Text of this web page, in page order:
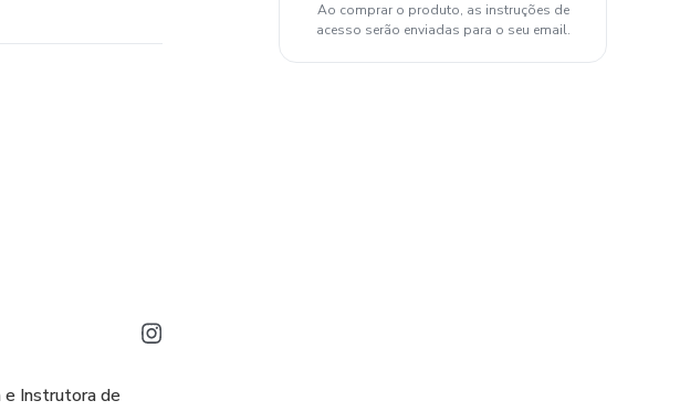
e Instrutora de
Ao comprar o produto, as instruções de
acesso serão enviadas para o seu email.